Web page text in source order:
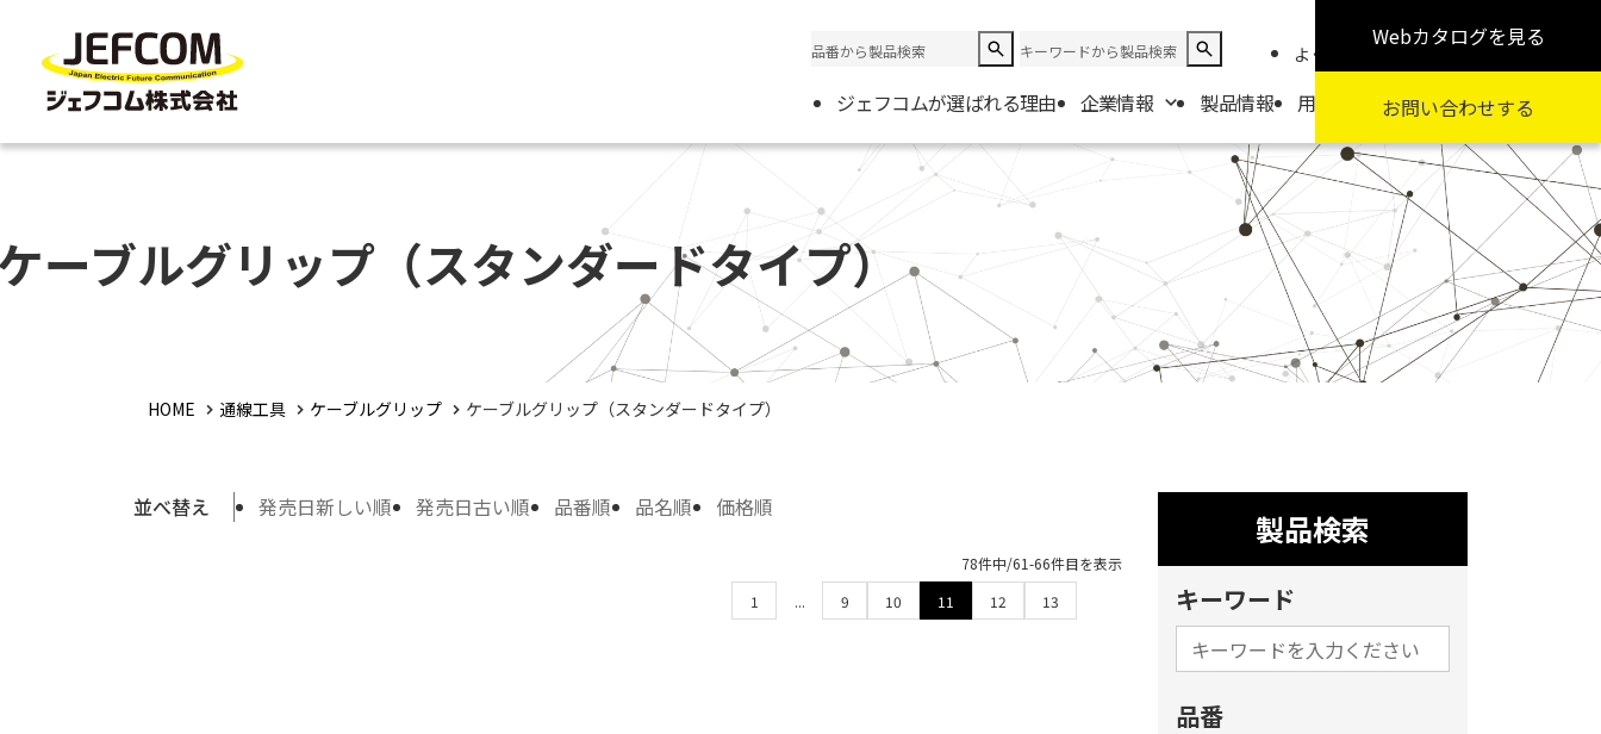
よくある質問 お知らせ 採用情報
ジェフコムが選ばれる理由 企業情報
企業情報
会社概要
電材取扱商社一覧
製品情報 用途から探す カテゴリから探す
Webカタログを見る
お問い合わせする
ーブルグリップ（スタンダードタイプ）
HOME 通線工具 ケーブルグリップ ケーブルグリップ（スタンダードタイプ）
並べ替え 発売日新しい順 発売日古い順 品番順 品名順 価格順
78件中/61-66件目を表示
1
... 9 10 11 12 13
製品検索
キーワード
品番